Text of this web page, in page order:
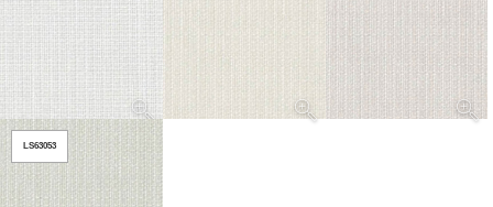
LS63053